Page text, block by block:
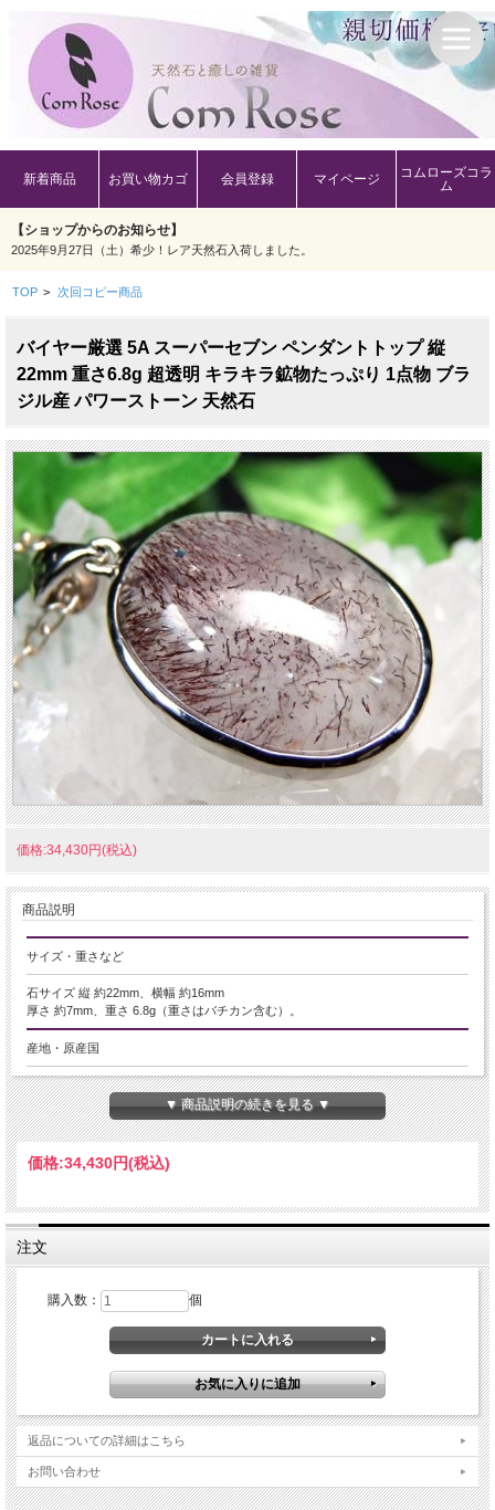
新着商品 お買い物カゴ 会員登録 マイページ
コムローズコラ
ム
【ショップからのお知らせ】
2025年9月27日（土）希少！レア天然石入荷しました。
TOP > 次回コピー商品
バイヤー厳選 5A スーパーセブン ペンダントトップ 縦
22mm 重さ6.8g 超透明 キラキラ鉱物たっぷり 1点物 ブラ
ジル産 パワーストーン 天然石
価格:34,430円(税込)
商品説明
サイズ・重さなど
石サイズ 縦 約22mm、横幅 約16mm
厚さ 約7mm、重さ 6.8g（重さはバチカン含む）。
産地・原産国
ブラジル産
グレードなど
５Ａ
スーパーセブン
商品説明
海外にてバイヤー厳選、スーパーセブンペンダントトップ！！
7つの鉱物が共存することでその名の付いたスーパーセブン。
個性的かつ天然石好きの心をくすぐる魅力的なインクルージョン♪
透明度の良い上質な水晶に美しい個性が煌いています！！
限定少量入荷ですのでお早めにどうぞ！！
スーパーセブンとは、水晶にアメジスト・スモーキークォーツ・カコクセナイ
ト・ルチルクオーツ・ゲーサイト・レピドクロサイトなどが内包された鉱物の通
肉眼で７種類の鉱物を全て確認できる事は非常にまれですが、７つの鉱物が内包
▼ 商品説明の続きを見る ▼
価格:34,430円(税込)
注文
購入数： 個
返品についての詳細はこちら
お問い合わせ